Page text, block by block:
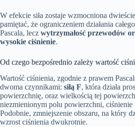
W efekcie siła zostaje wzmocniona
pamiętać, że ograniczeniem działania
Pascala, lecz wytrzymałość przewodów
wysokie ciśnienie.
Od czego bezpośrednio zależy wartość
Wartość ciśnienia, zgodnie z prawem
dwoma czynnikami: siłą F, która działa
powierzchnię, oraz wielkością tej
niezmienionym polu powierzchni, ciśnienie
Podobnie, zmniejszenie obszaru, na który
wzrost ciśnienia dwukrotnie.